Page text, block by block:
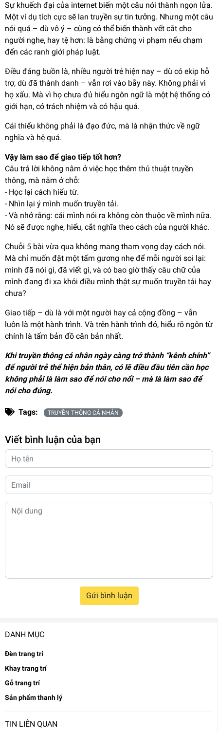
DANH MỤC
Đèn trang trí
Khay trang trí
Gỗ trang trí
Sản phẩm thanh lý
TIN LIÊN QUAN
Sự khuếch đại của internet biến một câu nói thành ngọn lửa.
Một ví dụ tích cực sẽ lan truyền sự tin tưởng. Nhưng một câu
nói quá – dù vô ý – cũng có thể biến thành vết cắt cho
người nghe, hay tệ hơn: là bằng chứng vi phạm nếu chạm
đến các ranh giới pháp luật.
Điều đáng buồn là, nhiều người trẻ hiện nay – dù có ekip hỗ
trợ, dù đã thành danh – vẫn rơi vào bẫy này. Không phải vì
họ xấu. Mà vì họ chưa đủ hiểu ngôn ngữ là một hệ thống có
giới hạn, có trách nhiệm và có hậu quả.
Cái thiếu không phải là đạo đức, mà là nhận thức về ngữ
nghĩa và hệ quả.
Vậy làm sao để giao tiếp tốt hơn?
Câu trả lời không nằm ở việc học thêm thủ thuật truyền
thông, mà nằm ở chỗ:
- Học lại cách hiểu từ.
- Nhìn lại ý mình muốn truyền tải.
- Và nhớ rằng: cái mình nói ra không còn thuộc về mình nữa.
Nó sẽ được nghe, hiểu, cắt nghĩa theo cách của người khác.
Chuỗi 5 bài vừa qua không mang tham vọng dạy cách nói.
Mà chỉ muốn đặt một tấm gương nhẹ để mỗi người soi lại:
mình đã nói gì, đã viết gì, và có bao giờ thấy câu chữ của
mình đang đi xa khỏi điều mình thật sự muốn truyền tải hay
chưa?
Giao tiếp – dù là với một người hay cả cộng đồng – vẫn
luôn là một hành trình. Và trên hành trình đó, hiểu rõ ngôn từ
chính là tấm bản đồ căn bản nhất.
Khi truyền thông cá nhân ngày càng trở thành “kênh chính”
để người trẻ thể hiện bản thân, có lẽ điều đầu tiên cần học
không phải là làm sao để nói cho nổi – mà là làm sao để
nói cho đúng.
Tags: TRUYỀN THÔNG CÁ NHÂN
Viết bình luận của bạn
Gửi bình luận